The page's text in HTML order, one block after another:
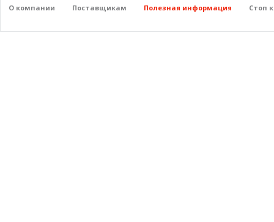
О компании Поставщикам Полезная информация Стоп